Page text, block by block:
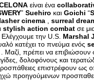
είναι ένα
” Suehiro και Goichi “
cinema surreal
stylish action combat σε
την U.S. Marshal
κατέχει το πνεύμα ενός
. Μαζί, πρέπει να επιβιώσουν
δολοφόνους και
επιστρέφουν ως
προηγούμενων